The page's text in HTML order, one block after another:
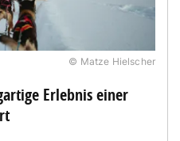
© Matze Hielscher
Erlebnis einer